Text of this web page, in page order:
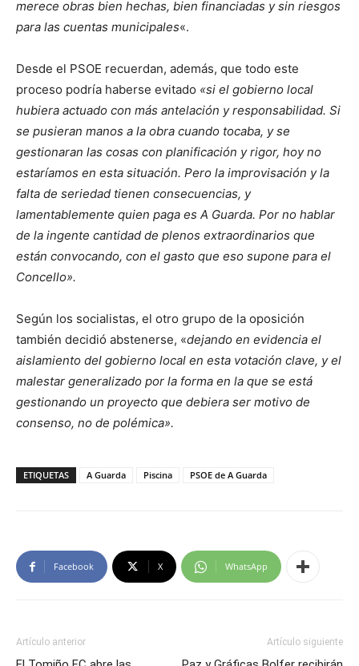
merece obras bien hechas, bien financiadas y sin riesgos
para las cuentas municipales«.
Desde el PSOE recuerdan, además, que todo este
proceso podría haberse evitado «si el gobierno local
hubiera actuado con más antelación y responsabilidad. Si
se pusieran manos a la obra cuando tocaba, y se
gestionaran las cosas con planificación y rigor, hoy no
estaríamos en esta situación. Pero la improvisación y la
falta de seriedad tienen consecuencias, y
lamentablemente quien paga es A Guarda. Por no hablar
de la ingente cantidad de plenos extraordinarios que
están convocando, con el gasto que eso supone para el
Concello».
Según los socialistas, el otro grupo de la oposición
también decidió abstenerse, «dejando en evidencia el
aislamiento del gobierno local en esta votación clave, y el
malestar generalizado por la forma en la que se está
gestionando un proyecto que debiera ser motivo de
consenso, no de polémica».
ETIQUETAS A Guarda Piscina PSOE de A Guarda
Facebook X WhatsApp
Artículo anterior Artículo siguiente